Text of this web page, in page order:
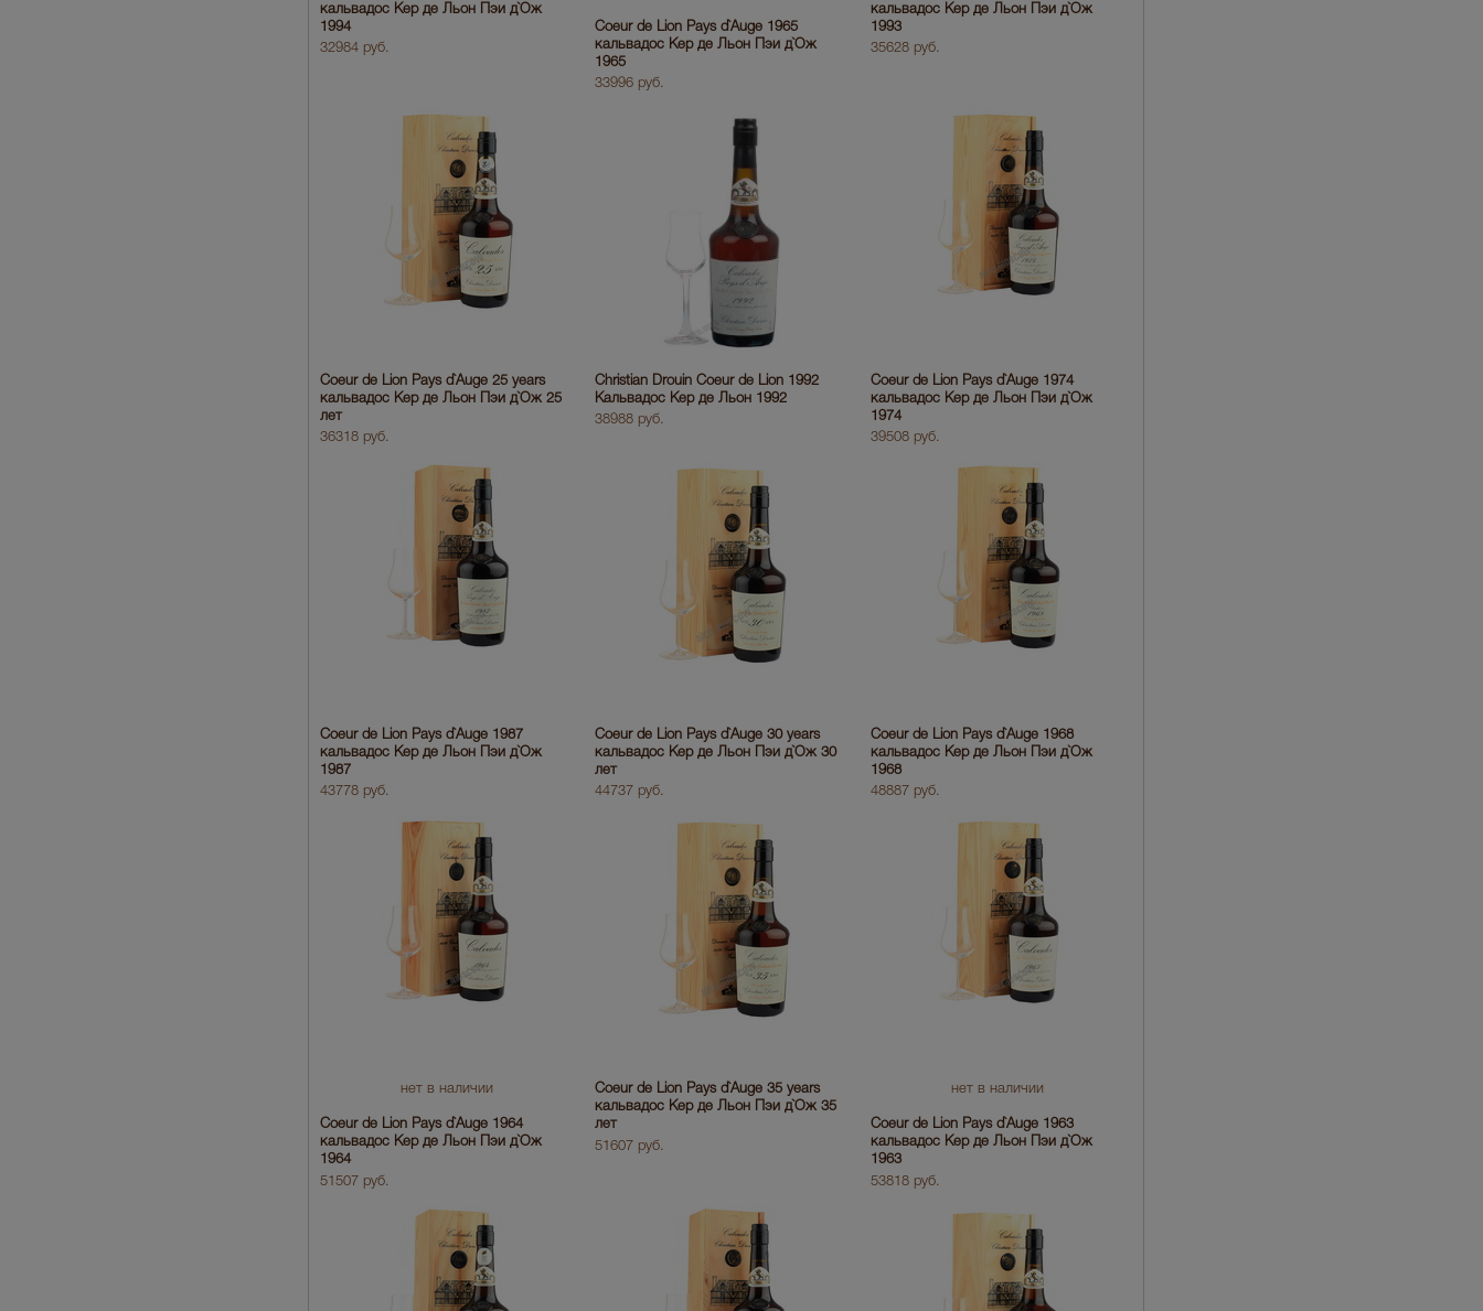
кальвадос Кер де Льон Пэи д`Ож
1994
32984 руб.
Coeur de Lion Pays d`Auge 1965
кальвадос Кер де Льон Пэи д`Ож
1965
33996 руб.
кальвадос Кер де Льон Пэи д`Ож
1993
35628 руб.
Coeur de Lion Pays d`Auge 25 years
кальвадос Кер де Льон Пэи д`Ож 25
лет
36318 руб.
Christian Drouin Coeur de Lion 1992
Кальвадос Кер де Льон 1992
38988 руб.
Coeur de Lion Pays d`Auge 1974
кальвадос Кер де Льон Пэи д`Ож
1974
39508 руб.
Coeur de Lion Pays d`Auge 1987
кальвадос Кер де Льон Пэи д`Ож
1987
43778 руб.
Coeur de Lion Pays d`Auge 30 years
кальвадос Кер де Льон Пэи д`Ож 30
лет
44737 руб.
Coeur de Lion Pays d`Auge 1968
кальвадос Кер де Льон Пэи д`Ож
1968
48887 руб.
нет в наличии
Coeur de Lion Pays d`Auge 1964
кальвадос Кер де Льон Пэи д`Ож
1964
51507 руб.
Coeur de Lion Pays d`Auge 35 years
кальвадос Кер де Льон Пэи д`Ож 35
лет
51607 руб.
нет в наличии
Coeur de Lion Pays d`Auge 1963
кальвадос Кер де Льон Пэи д`Ож
1963
53818 руб.